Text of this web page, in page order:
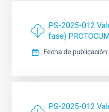
PS-2025-012
fase)
Fecha de publicación
PS-2025-012